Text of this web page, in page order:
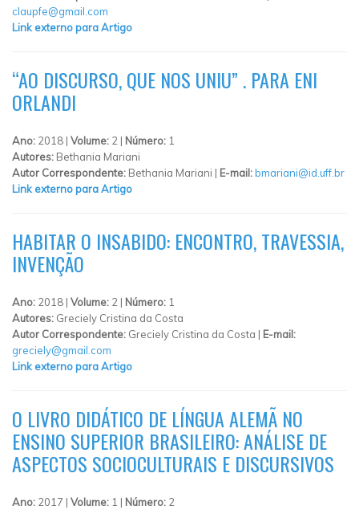
claupfe@gmail.com
Link externo para Artigo
“AO DISCURSO, QUE NOS UNIU” . PARA ENI
ORLANDI
Ano: 2018 | Volume: 2 | Número: 1
Autores: Bethania Mariani
Autor Correspondente: Bethania Mariani | E-mail:bmariani@id.uff.br
Link externo para Artigo
HABITAR O INSABIDO: ENCONTRO, TRAVESSIA,
INVENÇÃO
Ano: 2018 | Volume: 2 | Número: 1
Autores: Greciely Cristina da Costa
Autor Correspondente: Greciely Cristina da Costa | E-mail:
greciely@gmail.com
Link externo para Artigo
O LIVRO DIDÁTICO DE LÍNGUA ALEMÃ NO
ENSINO SUPERIOR BRASILEIRO: ANÁLISE DE
ASPECTOS SOCIOCULTURAIS E DISCURSIVOS
Ano: 2017 | Volume: 1 | Número: 2